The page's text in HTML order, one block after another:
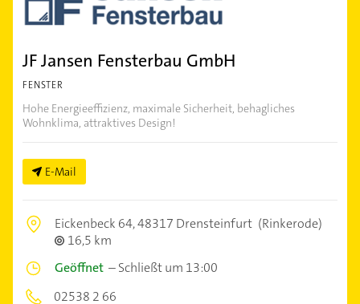
JF Jansen Fensterbau GmbH
FENSTER
Hohe Energieeffizienz, maximale Sicherheit, behagliches
Wohnklima, attraktives Design!
E-Mail
Eickenbeck 64,48317 Drensteinfurt (Rinkerode)
16,5 km
Geöffnet –Schließt um 13:00
02538 2 66